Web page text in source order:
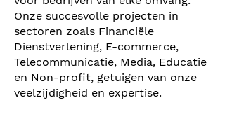
Onze succesvolle projecten in
sectoren zoals Financiële
Dienstverlening, E-commerce,
Telecommunicatie, Media, Educatie
en Non-profit, getuigen van onze
veelzijdigheid en expertise.